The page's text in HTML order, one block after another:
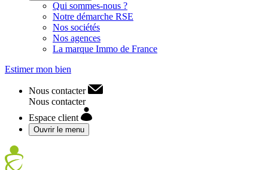
Qui sommes-nous ?
Notre démarche RSE
Nos sociétés
Nos agences
La marque Immo de France
Estimer mon bien
Nous contacter
Nous contacter
Espace client
Ouvrir le menu